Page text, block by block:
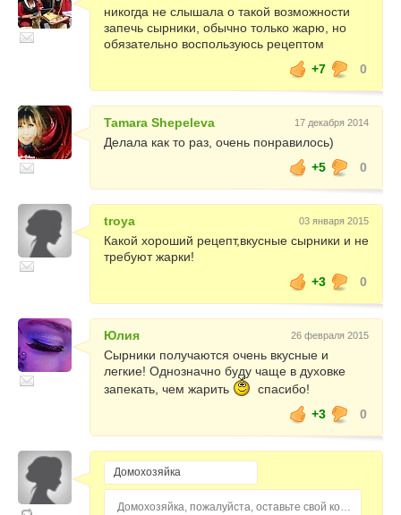
никогда не слышала о такой возможности
запечь сырники, обычно только жарю, но
обязательно воспользуюсь рецептом
+7
0
Tamara Shepeleva 17 декабря 2014
Делала как то раз, очень понравилось)
+5
0
troya 03 января 2015
Какой хороший рецепт,вкусные сырники и не
требуют жарки!
+3
0
Юлия 26 февраля 2015
Сырники получаются очень вкусные и
легкие! Однозначно буду чаще в духовке
запекать, чем жарить
спасибо!
+3
0
Домохозяйка, пожалуйста, оставьте свой комментарий...